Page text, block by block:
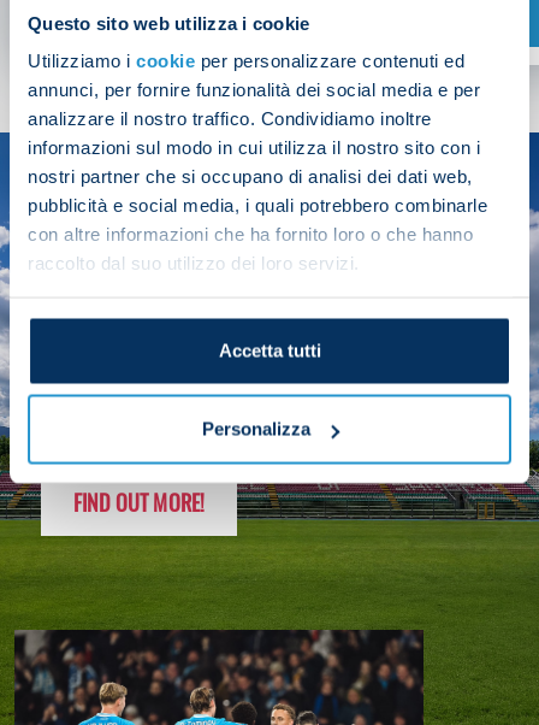
Questo sito web utilizza i cookie
Utilizziamo i cookie per personalizzare contenuti ed
annunci, per fornire funzionalità dei social media e per
analizzare il nostro traffico. Condividiamo inoltre
informazioni sul modo in cui utilizza il nostro sito con i
nostri partner che si occupano di analisi dei dati web,
pubblicità e social media, i quali potrebbero combinarle
con altre informazioni che ha fornito loro o che hanno
raccolto dal suo utilizzo dei loro servizi.
Accetta tutti
Personalizza
SHOP NOW
SEASON
2025/26
FOLLOW THE CHAMPS' JOURNEY
FIND OUT MORE!